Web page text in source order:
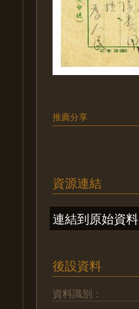
推薦分享
資源連結
連結到原始資料
後設資料
資料識別：